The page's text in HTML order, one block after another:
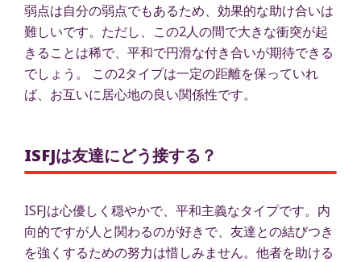
弱点は自分の弱点でもあるため、効果的な助け合いは
難しいです。ただし、この2人の間で大きな衝突が起
きることは稀で、平和で円滑な付き合いが期待できる
でしょう。 この2タイプは一定の距離を保っていれ
ば、お互いに居心地の良い関係性です。
ISFJは友達にどう接する？
ISFJは心優しく穏やかで、平和主義なタイプです。内
向的ですが人と関わるのが好きで、友達との結びつき
を強くするための努力は惜しみません。他者を助ける